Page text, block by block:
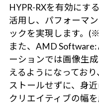
HYPR-RXを有効にす
活用し、パフォーマ
ックを実現します。
また、AMD
ーションでは画像生
えるようになってお
ストールせずに、身
クリエイティブの幅